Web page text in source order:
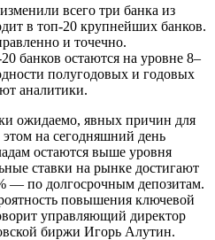
всего три банка из
в топ-20 крупнейших банков.
и точечно.
банков остаются на уровне 8–
полугодовых и годовых
аналитики.
ожидаемо, явных причин для
на сегодняшний день
остаются выше уровня
ставки на рынке достигают
— по долгосрочным депозитам.
повышения ключевой
управляющий директор
биржи Игорь Алутин.